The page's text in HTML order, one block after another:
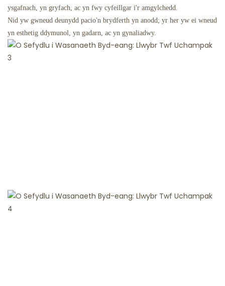
ysgafnach, yn gryfach, ac yn fwy cyfeillgar i'r amgylchedd.
Nid yw gwneud deunydd pacio'n brydferth yn anodd; yr her yw ei wneud
yn esthetig ddymunol, yn gadarn, ac yn gynaliadwy.